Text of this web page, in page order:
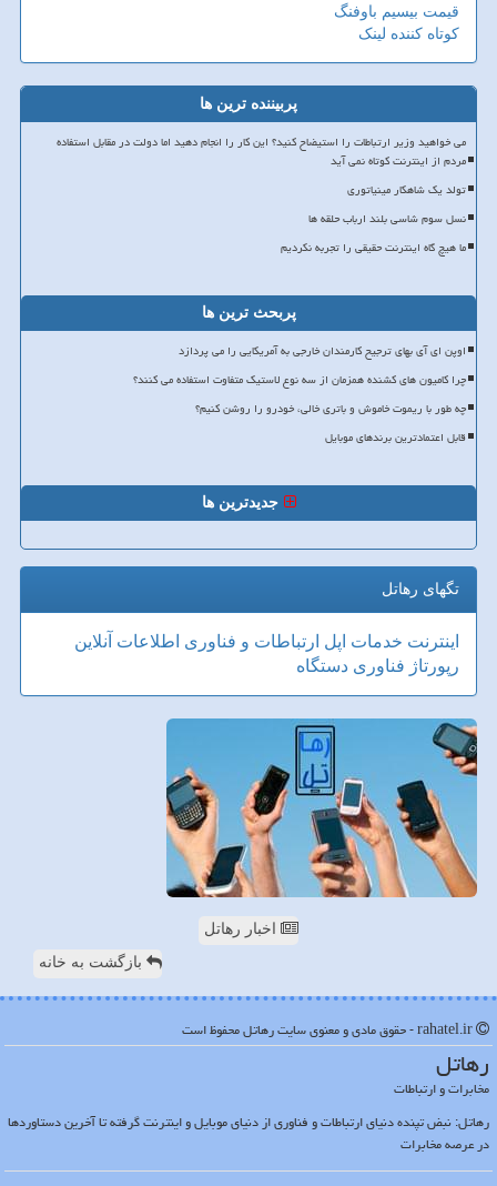
قیمت بیسیم باوفنگ
کوتاه کننده لینک
پربیننده ترین ها
می خواهید وزیر ارتباطات را استیضاح کنید؟ این کار را انجام دهید اما دولت در مقابل استفاده
مردم از اینترنت کوتاه نمی آید
تولد یک شاهکار مینیاتوری
نسل سوم شاسی بلند ارباب حلقه ها
ما هیچ گاه اینترنت حقیقی را تجربه نکردیم
پربحث ترین ها
اوپن ای آی بهای ترجیح کارمندان خارجی به آمریکایی را می پردازد
چرا کامیون های کشنده همزمان از سه نوع لاستیک متفاوت استفاده می کنند؟
چه طور با ریموت خاموش و باتری خالی، خودرو را روشن کنیم؟
قابل اعتمادترین برندهای موبایل
جدیدترین ها
تگهای رهاتل
اینترنت خدمات اپل ارتباطات و فناوری اطلاعات آنلاین
رپورتاژ فناوری دستگاه
اخبار رهاتل
بازگشت به خانه
رهاتل
مخابرات و ارتباطات
رهاتل: نبض تپنده دنیای ارتباطات و فناوری از دنیای موبایل و اینترنت گرفته تا آخرین دستاوردها
در عرصه مخابرات